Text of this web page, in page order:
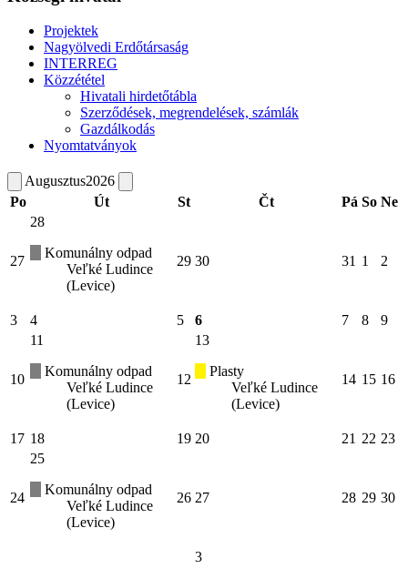
Projektek
Nagyölvedi Erdőtársaság
INTERREG
Közzététel
Hivatali hirdetőtábla
Szerződések, megrendelések, számlák
Gazdálkodás
Nyomtatványok
Augusztus2026
Po
Út St Čt Pá So Ne
27
28
Komunálny odpad
Veľké Ludince
(Levice)
29 30 31 1 2
3 4 5 6 7 8 9
10
11
Komunálny odpad
Veľké Ludince
(Levice)
12
13
Plasty
Veľké Ludince
(Levice)
14 15 16
17 18 19 20 21 22 23
24
25
Komunálny odpad
Veľké Ludince
(Levice)
26 27 28 29 30
3